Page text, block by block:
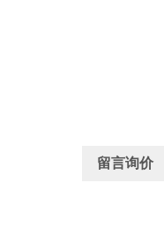
留言询价